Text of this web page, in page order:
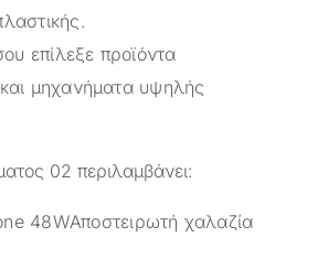
επίλεξε προϊόντα
μηχανήματα υψηλής
02 περιλαμβάνει:
48WΑποστειρωτή χαλαζία